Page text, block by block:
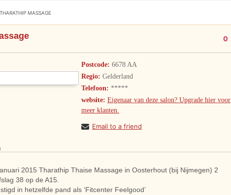
THARATHIP MASSAGE
0
Postcode: 6678 AA
Regio: Gelderland
Telefoon: *****
website: Eigenaar van deze salon? Upgrade hier voor
meer klanten.
Email to a friend
2015 Tharathip Thaise Massage in Oosterhout (bij Nijmegen) 2
38 op de A15.
in hetzelfde pand als ‘Fitcenter Feelgood’